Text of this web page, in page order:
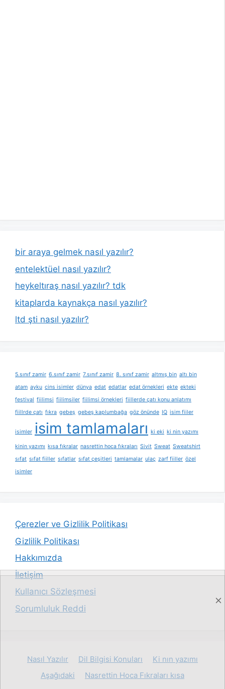
bir araya gelmek nasıl yazılır?
entelektüel nasıl yazılır?
heykeltıraş nasıl yazılır? tdk
kitaplarda kaynakça nasıl yazılır?
ltd şti nasıl yazılır?
5.sınıf zamir 6.sınıf zamir 7.sınıf zamir 8. sınıf zamir altmış bin altı bin
atam ayku cins isimler dünya edat edatlar edat örnekleri ekte ekteki
festival fiilimsi fiilimsiler fiilimsi örnekleri fiillerde çatı konu anlatımı
fiillrde çatı fıkra gebeş gebeş kaplumbağa göz önünde IQ isim fiiler
isimler isim tamlamaları ki eki ki nin yazımı
kinin yazımı kısa fıkralar nasrettin hoca fıkraları Sivit Sweat Sweatshirt
sıfat sıfat fiiller sıfatlar sıfat çeşitleri tamlamalar ulaç zarf fiiller özel
isimler
Çerezler ve Gizlilik Politikası
Gizlilik Politikası
Hakkımızda
İletişim
Kullanıcı Sözleşmesi
Sorumluluk Reddi
Nasıl Yazılır Dil Bilgisi Konuları
Ki nın yazımı
Aşağıdaki
Nasrettin Hoca Fıkraları kısa